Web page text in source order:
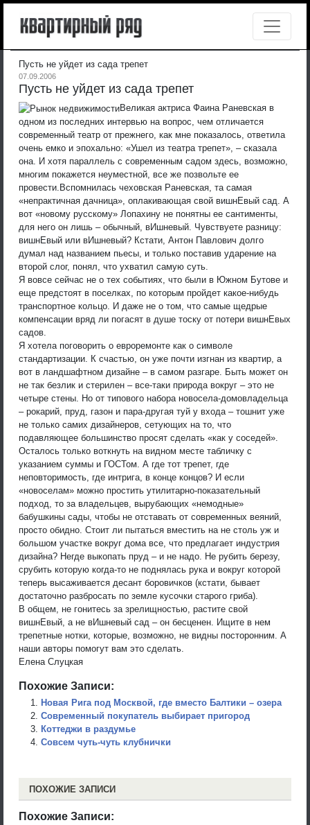
Пусть не уйдет из сада трепет
07.09.2006
Пусть не уйдет из сада трепет
Великая актриса Фаина Раневская в
одном из последних интервью на вопрос, чем отличается
современный театр от прежнего, как мне показалось, ответила
очень емко и эпохально: «Ушел из театра трепет», – сказала
она. И хотя параллель с современным садом здесь, возможно,
многим покажется неуместной, все же позвольте ее
провести. Вспомнилась чеховская Раневская, та самая
«непрактичная дачница», оплакивающая свой вишнЕвый сад. А
вот «новому русскому» Лопахину не понятны ее сантименты,
для него он лишь – обычный, вИшневый. Чувствуете разницу:
вишнЕвый или вИшневый? Кстати, Антон Павлович долго
думал над названием пьесы, и только поставив ударение на
второй слог, понял, что ухватил самую суть.
Я вовсе сейчас не о тех событиях, что были в Южном Бутове и
еще предстоят в поселках, по которым пройдет какое-нибудь
транспортное кольцо. И даже не о том, что самые щедрые
компенсации вряд ли погасят в душе тоску от потери вишнЕвых
садов.
Я хотела поговорить о евроремонте как о символе
стандартизации. К счастью, он уже почти изгнан из квартир, а
вот в ландшафтном дизайне – в самом разгаре. Быть может он
не так безлик и стерилен – все-таки природа вокруг – это не
четыре стены. Но от типового набора новосела-домовладельца
– рокарий, пруд, газон и пара-другая туй у входа – тошнит уже
не только самих дизайнеров, сетующих на то, что
подавляющее большинство просят сделать «как у соседей».
Осталось только воткнуть на видном месте табличку с
указанием суммы и ГОСТом. А где тот трепет, где
неповторимость, где интрига, в конце концов? И если
«новоселам» можно простить утилитарно-показательный
подход, то за владельцев, вырубающих «немодные»
бабушкины сады, чтобы не отставать от современных веяний,
просто обидно. Стоит ли пытаться вместить на не столь уж и
большом участке вокруг дома все, что предлагает индустрия
дизайна? Негде выкопать пруд – и не надо. Не рубить березу,
срубить которую когда-то не поднялась рука и вокруг которой
теперь высаживается десант боровичков (кстати, бывает
достаточно разбросать по земле кусочки старого гриба).
В общем, не гонитесь за зрелищностью, растите свой
вишнЕвый, а не вИшневый сад – он бесценен. Ищите в нем
трепетные нотки, которые, возможно, не видны посторонним. А
наши авторы помогут вам это сделать.
Елена Слуцкая
Похожие Записи:
Новая Рига под Москвой, где вместо Балтики – озера
Современный покупатель выбирает пригород
Коттеджи в раздумье
Совсем чуть-чуть клубнички
ПОХОЖИЕ ЗАПИСИ
Похожие Записи: